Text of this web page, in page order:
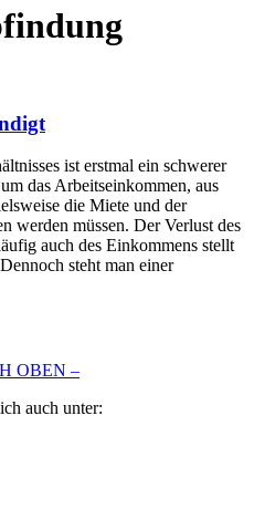
ist erstmal ein schwerer
das Arbeitseinkommen, aus
die Miete und der
werden müssen. Der Verlust des
auch des Einkommens stellt
steht man einer
OBEN –
auch unter: